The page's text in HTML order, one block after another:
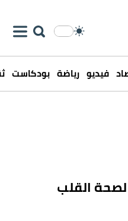
فيديو رياضة بودكاست
القلب